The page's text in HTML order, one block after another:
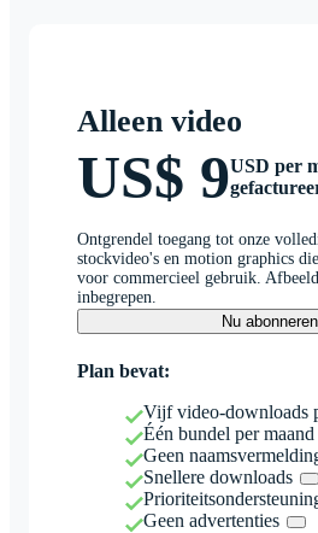
Alleen video
US$ 9USD per
Ontgrendel toegang tot onze
stockvideo's en motion graphics
voor commercieel gebruik.
inbegrepen.
Nu abonneren
Plan bevat:
Vijf video-downloads
Één bundel per maand
Geen
Snellere downloads
Geen advertenties